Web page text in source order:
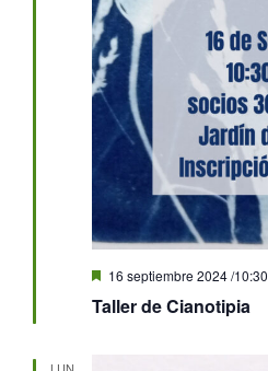
Taller de Cianotipia
Destacado
16 septiembre 2024 /10:30
LUN